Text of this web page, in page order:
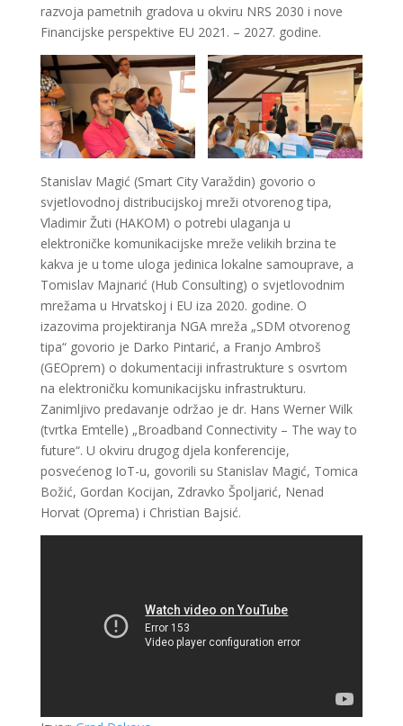
razvoja pametnih gradova u okviru NRS 2030 i nove
Financijske perspektive EU 2021. – 2027. godine.
Stanislav Magić (Smart City Varaždin) govorio o
svjetlovodnoj distribucijskoj mreži otvorenog tipa,
Vladimir Žuti (HAKOM) o potrebi ulaganja u
elektroničke komunikacijske mreže velikih brzina te
kakva je u tome uloga jedinica lokalne samouprave, a
Tomislav Majnarić (Hub Consulting) o svjetlovodnim
mrežama u Hrvatskoj i EU iza 2020. godine. O
izazovima projektiranja NGA mreža „SDM otvorenog
tipa“ govorio je Darko Pintarić, a Franjo Ambroš
(GEOprem) o dokumentaciji infrastrukture s osvrtom
na elektroničku komunikacijsku infrastrukturu.
Zanimljivo predavanje održao je dr. Hans Werner Wilk
(tvrtka Emtelle) „Broadband Connectivity – The way to
future“. U okviru drugog djela konferencije,
posvećenog IoT-u, govorili su Stanislav Magić, Tomica
Božić, Gordan Kocijan, Zdravko Špoljarić, Nenad
Horvat (Oprema) i Christian Bajsić.